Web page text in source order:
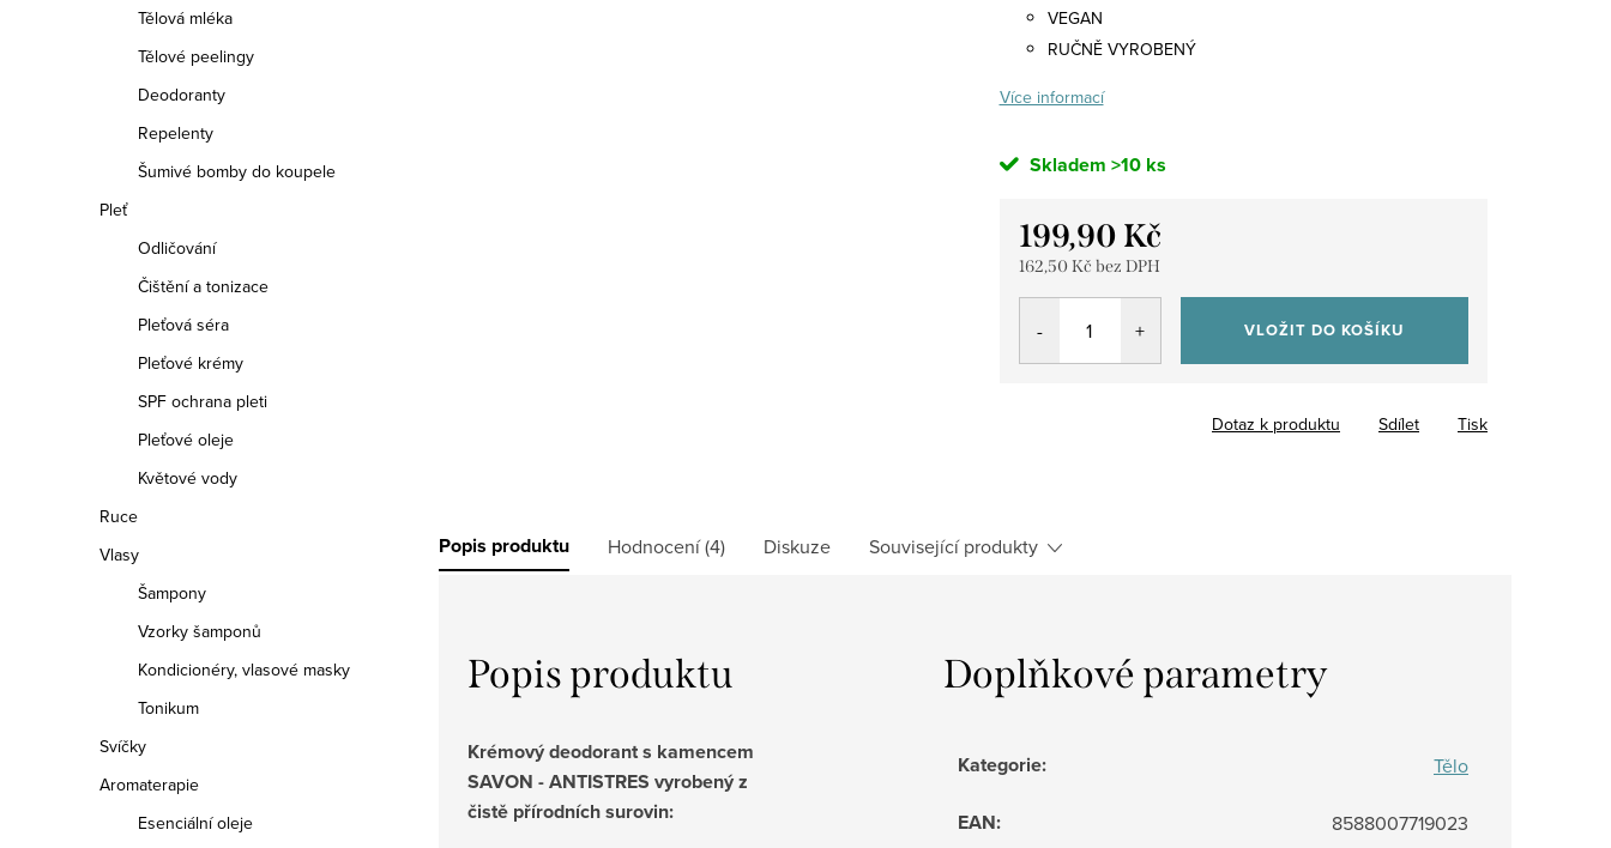
Tělová mléka
Tělové peelingy
Deodoranty
Repelenty
Šumivé bomby do koupele
Pleť
Odličování
Čištění a tonizace
Pleťová séra
Pleťové krémy
SPF ochrana pleti
Pleťové oleje
Květové vody
Ruce
Vlasy
Šampony
Vzorky šamponů
Kondicionéry, vlasové masky
Tonikum
Svíčky
Aromaterapie
Esenciální oleje
VEGAN
RUČNĚ VYROBENÝ
Více informací
Skladem >10 ks
199,90 Kč
162,50 Kč bez DPH
Měrná
VLOŽIT DO KOŠÍKU
Tisk
Dotaz k produktu Sdílet
Popis produktu Hodnocení (4) Diskuze Související produkty
Popis produktu
Krémový deodorant s kamencem
SAVON - ANTISTRES vyrobený z
čistě přírodních surovin:
Doplňkové parametry
Kategorie: Tělo
EAN: 8588007719023